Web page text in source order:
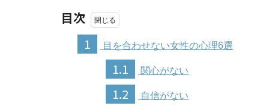
目次
1
目を合わせない女性の心理6選
1.1 関心がない
1.2 自信がない